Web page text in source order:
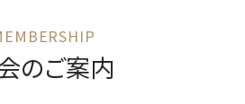
のご案内